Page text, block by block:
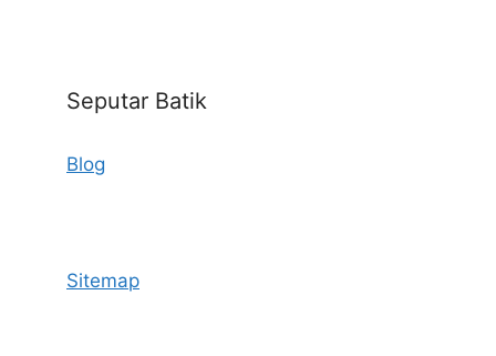
Seputar Batik
Blog
Sitemap